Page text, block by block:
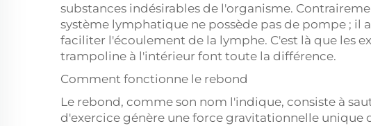
substances indésirables de l'organisme.
système lymphatique ne possède pas de pompe ; il
faciliter l'écoulement de la lymphe. C'est là que les
trampoline à l'intérieur font toute la différence.
Comment fonctionne le rebond
Le rebond, comme son nom l'indique, consiste à
d'exercice génère une force gravitationnelle unique